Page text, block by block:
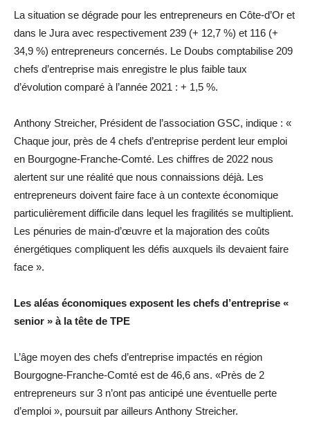
La situation se dégrade pour les entrepreneurs en Côte-d’Or et
dans le Jura avec respectivement 239 (+ 12,7 %) et 116 (+
34,9 %) entrepreneurs concernés. Le Doubs comptabilise 209
chefs d’entreprise mais enregistre le plus faible taux
d’évolution comparé à l’année 2021 : + 1,5 %.
Anthony Streicher, Président de l’association GSC, indique : «
Chaque jour, près de 4 chefs d’entreprise perdent leur emploi
en Bourgogne-Franche-Comté. Les chiffres de 2022 nous
alertent sur une réalité que nous connaissions déjà. Les
entrepreneurs doivent faire face à un contexte économique
particulièrement difficile dans lequel les fragilités se multiplient.
Les pénuries de main-d’œuvre et la majoration des coûts
énergétiques compliquent les défis auxquels ils devaient faire
face ».
Les aléas économiques exposent les chefs d’entreprise «
senior » à la tête de TPE
L’âge moyen des chefs d’entreprise impactés en région
Bourgogne-Franche-Comté est de 46,6 ans. «Près de 2
entrepreneurs sur 3 n’ont pas anticipé une éventuelle perte
d’emploi », poursuit par ailleurs Anthony Streicher.